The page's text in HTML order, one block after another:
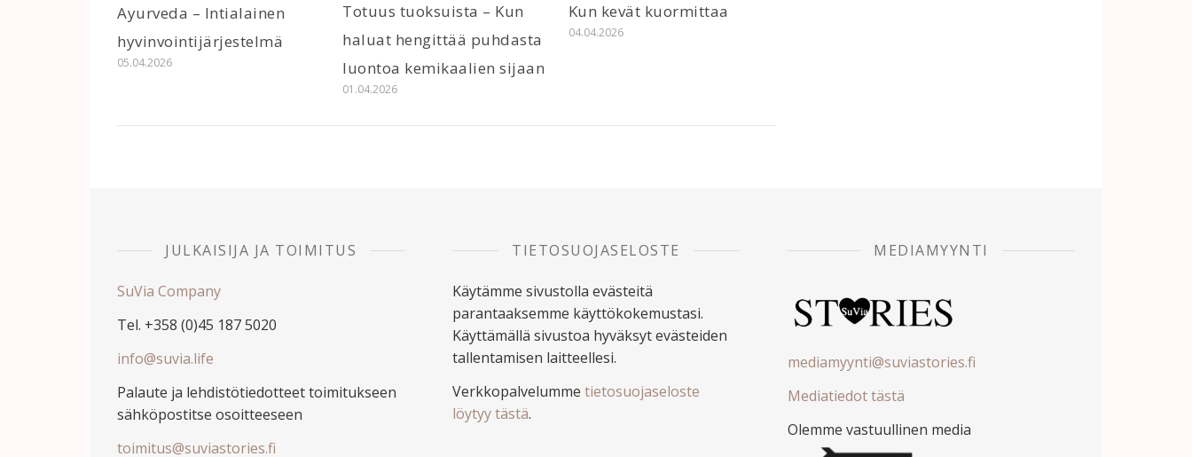
Ayurveda – Intialainen
hyvinvointijärjestelmä
05.04.2026
Totuus tuoksuista – Kun
haluat hengittää puhdasta
luontoa kemikaalien sijaan
01.04.2026
Kun kevät kuormittaa
04.04.2026
JULKAISIJA JA TOIMITUS
SuVia Company
Tel. +358 (0)45 187 5020
info@suvia.life
Palaute ja lehdistötiedotteet toimitukseen
sähköpostitse osoitteeseen
toimitus@suviastories.fi
TIETOSUOJASELOSTE
Käytämme sivustolla evästeitä
parantaaksemme käyttökokemustasi.
Käyttämällä sivustoa hyväksyt evästeiden
tallentamisen laitteellesi.
Verkkopalvelumme tietosuojaseloste
löytyy tästä.
MEDIAMYYNTI
mediamyynti@suviastories.fi
Mediatiedot tästä
Olemme vastuullinen media